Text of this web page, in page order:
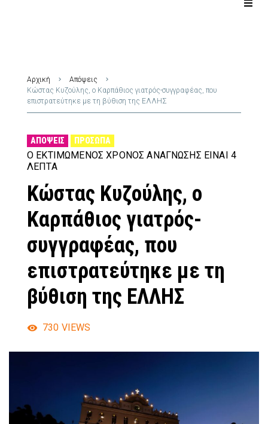
Αρχική
Απόψεις
Κώστας Κυζούλης, ο Καρπάθιος γιατρός-συγγραφέας, που
επιστρατεύτηκε με τη βύθιση της ΕΛΛΗΣ
ΑΠΌΨΕΙΣ ΠΡΌΣΩΠΑ
Ο ΕΚΤΙΜΏΜΕΝΟΣ ΧΡΌΝΟΣ ΑΝΆΓΝΩΣΗΣ ΕΊΝΑΙ 4
ΛΕΠΤΆ
Κώστας Κυζούλης, ο
Καρπάθιος γιατρός-
συγγραφέας, που
επιστρατεύτηκε με τη
βύθιση της ΕΛΛΗΣ
730 VIEWS